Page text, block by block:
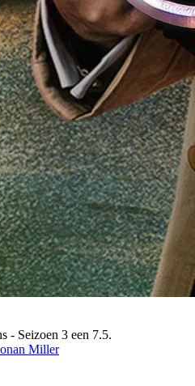
- Seizoen 3 een 7.5.
Miller